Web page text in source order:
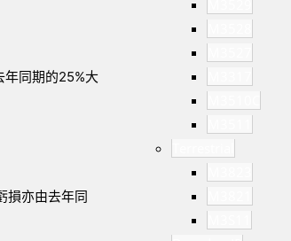
年同期的25%大
損亦由去年同